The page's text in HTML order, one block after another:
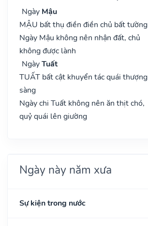
Ngày Mậu
MẬU bất thụ điền điền chủ bất tường
Ngày Mậu không nên nhận đất, chủ
không được lành
NgàyTuất
TUẤT bất cật khuyển tác quái thượng
sàng
Ngày chi Tuất không nên ăn thịt chó,
quỷ quái lên giường
Ngày này năm xưa
Sự kiện trong nước